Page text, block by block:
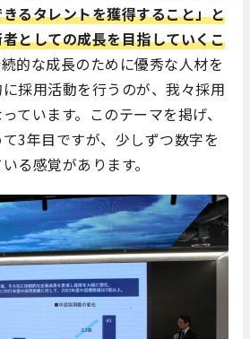
るタレントを獲得すること」と
としての成長を目指していくこ
的な成長のために優秀な人材を
採用活動を行うのが、我々採用
ています。このテーマを掲げ、
3年目ですが、少しずつ数字を
る感覚があります。